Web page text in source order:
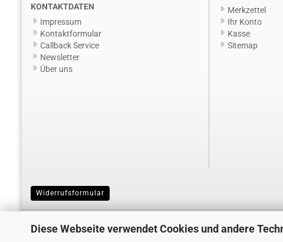
Diese Webseite verwendet Cookies und andere
KONTAKTDATEN
Impressum
Kontaktformular
Callback Service
Newsletter
Über uns
Merkzettel
Ihr Konto
Kasse
Sitemap
Widerrufsformular
© 2022 LEICKERT-DENTAL ♦ Lehrstr.